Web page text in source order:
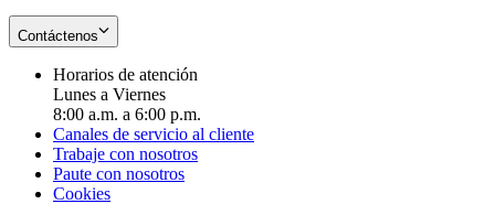
Contáctenos
Horarios de atención
Lunes a Viernes
8:00 a.m. a 6:00 p.m.
Canales de servicio al cliente
Trabaje con nosotros
Paute con nosotros
Cookies